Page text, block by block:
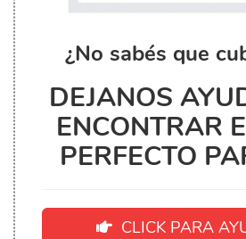
¿No sabés que
DEJANOS
ENCONTRAR
PERFECTO
CLICK PARA